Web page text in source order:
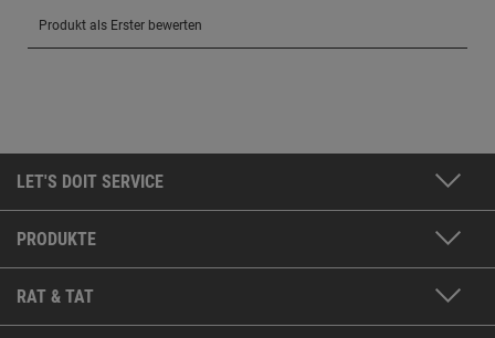
LET'S DOIT SERVICE
PRODUKTE
RAT & TAT